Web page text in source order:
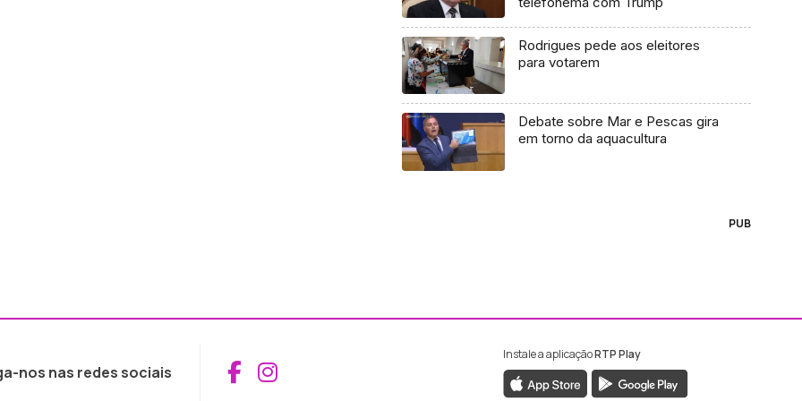
Rodrigues pede aos eleitores
para votarem
Debate sobre Mar e Pescas gira
em torno da aquacultura
PUB
nos nas redes sociais Aceder ao Facebook da RTP Madeira
Aceder ao Instagram da RTP Madeira
Instale a aplicaçãoRTP Play